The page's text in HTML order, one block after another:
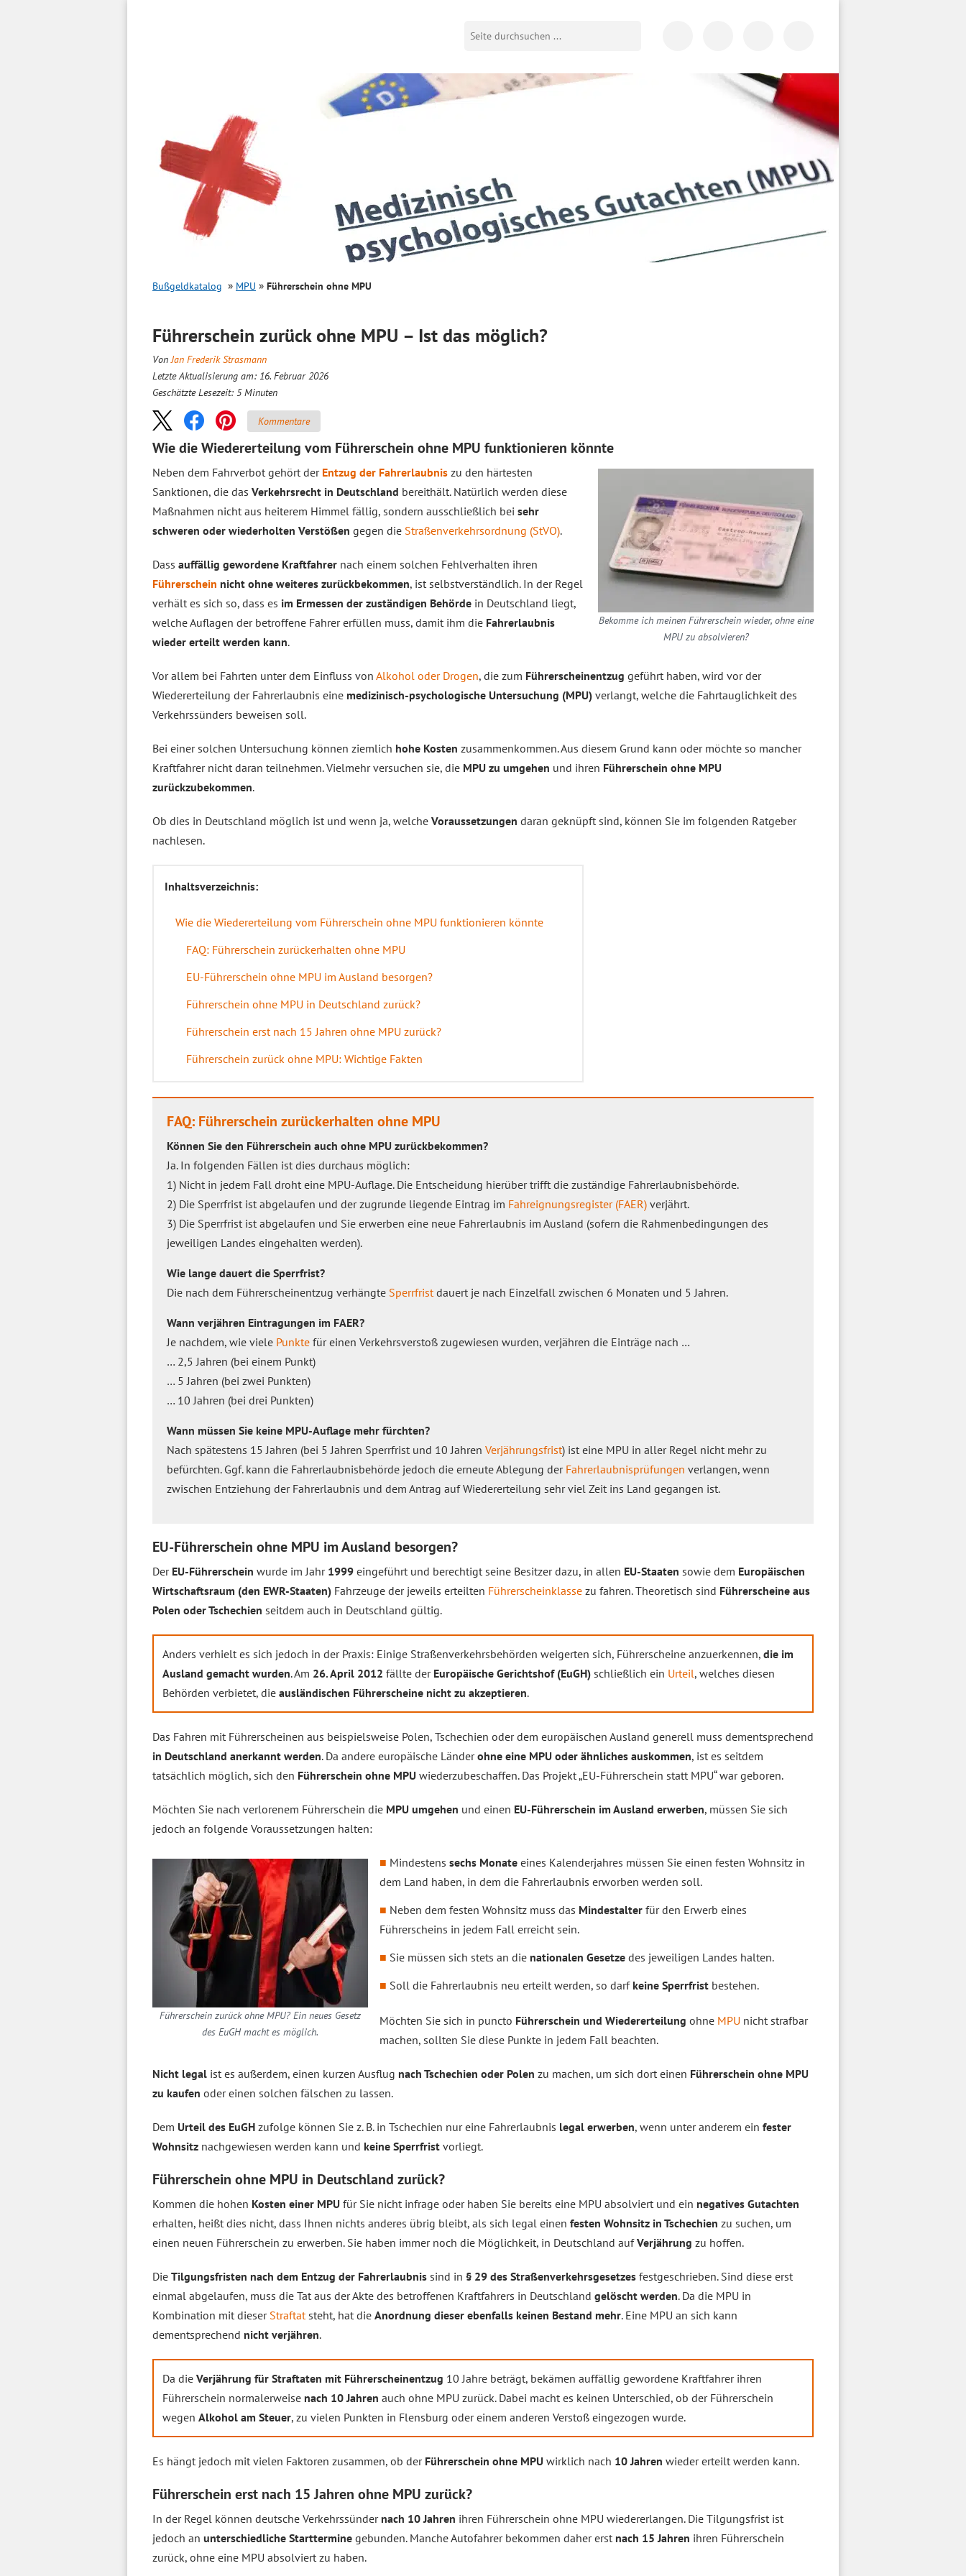
Bußgeldkatalog MPU Führerschein ohne MPU
Führerschein zurück ohne MPU – Ist das möglich?
VonJan Frederik Strasmann
Letzte Aktualisierung am: 16. Februar 2026
Geschätzte Lesezeit: 5 Minuten
Kommentare
Wie die Wiedererteilung vom Führerschein ohne MPU funktionieren könnte
Bekomme ich meinen Führerschein wieder, ohne eine
MPU zu absolvieren?
Neben dem Fahrverbot gehört der Entzug der Fahrerlaubnis zu den härtesten
Sanktionen, die das Verkehrsrecht in Deutschland bereithält. Natürlich werden diese
Maßnahmen nicht aus heiterem Himmel fällig, sondern ausschließlich bei sehr
schweren oder wiederholten Verstößen gegen die Straßenverkehrsordnung (StVO).
Dass auffällig gewordene Kraftfahrer nach einem solchen Fehlverhalten ihren
Führerschein nicht ohne weiteres zurückbekommen, ist selbstverständlich. In der Regel
verhält es sich so, dass es im Ermessen der zuständigen Behörde in Deutschland liegt,
welche Auflagen der betroffene Fahrer erfüllen muss, damit ihm die Fahrerlaubnis
wieder erteilt werden kann.
Vor allem bei Fahrten unter dem Einfluss von Alkohol oder Drogen, die zum Führerscheinentzug geführt haben, wird vor der
Wiedererteilung der Fahrerlaubnis eine medizinisch-psychologische Untersuchung (MPU) verlangt, welche die Fahrtauglichkeit des
Verkehrssünders beweisen soll.
Bei einer solchen Untersuchung können ziemlich hohe Kosten zusammenkommen. Aus diesem Grund kann oder möchte so mancher
Kraftfahrer nicht daran teilnehmen. Vielmehr versuchen sie, die MPU zu umgehen und ihren Führerschein ohne MPU
zurückzubekommen.
Ob dies in Deutschland möglich ist und wenn ja, welche Voraussetzungen daran geknüpft sind, können Sie im folgenden Ratgeber
nachlesen.
Inhaltsverzeichnis:
Wie die Wiedererteilung vom Führerschein ohne MPU funktionieren könnte
FAQ: Führerschein zurückerhalten ohne MPU
EU-Führerschein ohne MPU im Ausland besorgen?
Führerschein ohne MPU in Deutschland zurück?
Führerschein erst nach 15 Jahren ohne MPU zurück?
Führerschein zurück ohne MPU: Wichtige Fakten
FAQ: Führerschein zurückerhalten ohne MPU
Können Sie den Führerschein auch ohne MPU zurückbekommen?
Ja. In folgenden Fällen ist dies durchaus möglich:
1) Nicht in jedem Fall droht eine MPU-Auflage. Die Entscheidung hierüber trifft die zuständige Fahrerlaubnisbehörde.
2) Die Sperrfrist ist abgelaufen und der zugrunde liegende Eintrag im Fahreignungsregister (FAER) verjährt.
3) Die Sperrfrist ist abgelaufen und Sie erwerben eine neue Fahrerlaubnis im Ausland (sofern die Rahmenbedingungen des
jeweiligen Landes eingehalten werden).
Wie lange dauert die Sperrfrist?
Die nach dem Führerscheinentzug verhängte Sperrfristdauert je nach Einzelfall zwischen 6 Monaten und 5 Jahren.
Wann verjähren Eintragungen im FAER?
Je nachdem, wie viele Punkte für einen Verkehrsverstoß zugewiesen wurden, verjähren die Einträge nach …
… 2,5 Jahren (bei einem Punkt)
… 5 Jahren (bei zwei Punkten)
… 10 Jahren (bei drei Punkten)
Wann müssen Sie keine MPU-Auflage mehr fürchten?
Nach spätestens 15 Jahren (bei 5 Jahren Sperrfrist und 10 Jahren Verjährungsfrist) ist eine MPU in aller Regel nicht mehr zu
befürchten. Ggf. kann die Fahrerlaubnisbehörde jedoch die erneute Ablegung der Fahrerlaubnisprüfungen verlangen, wenn
zwischen Entziehung der Fahrerlaubnis und dem Antrag auf Wiedererteilung sehr viel Zeit ins Land gegangen ist.
EU-Führerschein ohne MPU im Ausland besorgen?
Der EU-Führerschein wurde im Jahr 1999 eingeführt und berechtigt seine Besitzer dazu, in allen EU-Staaten sowie dem Europäischen
Wirtschaftsraum (den EWR-Staaten) Fahrzeuge der jeweils erteilten Führerscheinklasse zu fahren. Theoretisch sind Führerscheine aus
Polen oder Tschechien seitdem auch in Deutschland gültig.
Anders verhielt es sich jedoch in der Praxis: Einige Straßenverkehrsbehörden weigerten sich, Führerscheine anzuerkennen, die im
Ausland gemacht wurden. Am 26. April 2012 fällte der Europäische Gerichtshof (EuGH) schließlich ein Urteil, welches diesen
Behörden verbietet, die ausländischen Führerscheine nicht zu akzeptieren.
Das Fahren mit Führerscheinen aus beispielsweise Polen, Tschechien oder dem europäischen Ausland generell muss dementsprechend
in Deutschland anerkannt werden. Da andere europäische Länderohne eine MPU oder ähnliches auskommen, ist es seitdem
tatsächlich möglich, sich den Führerschein ohne MPU wiederzubeschaffen. Das Projekt „EU-Führerschein statt MPU“ war geboren.
Möchten Sie nach verlorenem Führerschein die MPU umgehen und einen EU-Führerschein im Ausland erwerben, müssen Sie sich
jedoch an folgende Voraussetzungen halten:
Führerschein zurück ohne MPU? Ein neues Gesetz
des EuGH macht es möglich.
Mindestens sechs Monate eines Kalenderjahres müssen Sie einen festen Wohnsitz in
dem Land haben, in dem die Fahrerlaubnis erworben werden soll.
Neben dem festen Wohnsitz muss das Mindestalter für den Erwerb eines
Führerscheins in jedem Fall erreicht sein.
Sie müssen sich stets an die nationalen Gesetze des jeweiligen Landes halten.
Soll die Fahrerlaubnis neu erteilt werden, so darf keine Sperrfrist bestehen.
Möchten Sie sich in puncto Führerschein und Wiedererteilung ohne MPU nicht strafbar
machen, sollten Sie diese Punkte in jedem Fall beachten.
Nicht legal ist es außerdem, einen kurzen Ausflug nach Tschechien oder Polen zu machen, um sich dort einen Führerschein ohne MPU
zu kaufen oder einen solchen fälschen zu lassen.
Dem Urteil des EuGH zufolge können Sie z. B. in Tschechien nur eine Fahrerlaubnis legal erwerben, wenn unter anderem ein fester
Wohnsitz nachgewiesen werden kann und keine Sperrfrist vorliegt.
Führerschein ohne MPU in Deutschland zurück?
Kommen die hohen Kosten einer MPU für Sie nicht infrage oder haben Sie bereits eine MPU absolviert und ein negatives Gutachten
erhalten, heißt dies nicht, dass Ihnen nichts anderes übrig bleibt, als sich legal einen festen Wohnsitz in Tschechien zu suchen, um
einen neuen Führerschein zu erwerben. Sie haben immer noch die Möglichkeit, in Deutschland aufVerjährung zu hoffen.
Die Tilgungsfristen nach dem Entzug der Fahrerlaubnis sind in § 29 des Straßenverkehrsgesetzes festgeschrieben. Sind diese erst
einmal abgelaufen, muss die Tat aus der Akte des betroffenen Kraftfahrers in Deutschland gelöscht werden. Da die MPU in
Kombination mit dieser Straftatsteht, hat die Anordnung dieser ebenfalls keinen Bestand mehr. Eine MPU an sich kann
dementsprechend nicht verjähren.
Da die Verjährung für Straftaten mit Führerscheinentzug 10 Jahre beträgt, bekämen auffällig gewordene Kraftfahrer ihren
Führerschein normalerweise nach 10 Jahren auch ohne MPU zurück. Dabei macht es keinen Unterschied, ob der Führerschein
wegen Alkohol am Steuer, zu vielen Punkten in Flensburg oder einem anderen Verstoß eingezogen wurde.
Es hängt jedoch mit vielen Faktoren zusammen, ob der Führerschein ohne MPU wirklich nach 10 Jahren wieder erteilt werden kann.
Führerschein erst nach 15 Jahren ohne MPU zurück?
In der Regel können deutsche Verkehrssünder nach 10 Jahren ihren Führerschein ohne MPU wiedererlangen. Die Tilgungsfrist ist
jedoch an unterschiedliche Starttermine gebunden. Manche Autofahrer bekommen daher erst nach 15 Jahren ihren Führerschein
zurück, ohne eine MPU absolviert zu haben.